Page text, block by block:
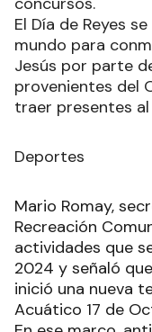
El Día de Reyes
mundo para
Jesús por parte
provenientes del
traer presentes
Deportes
Mario Romay,
Recreación
actividades que
2024 y señaló
inició una nueva
Acuático 17 de